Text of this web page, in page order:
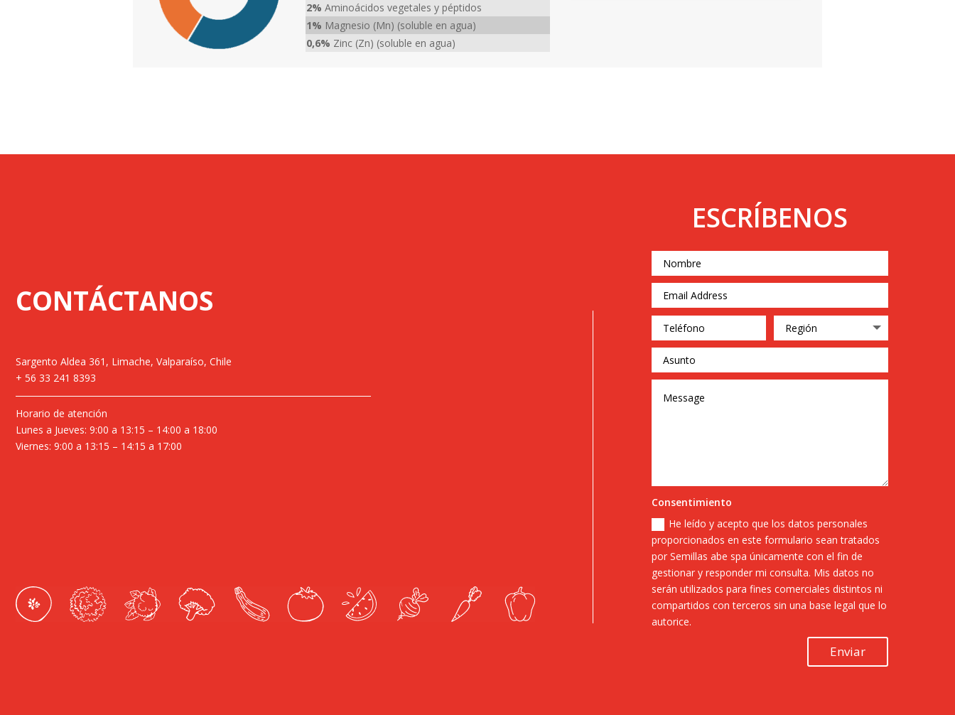
2% Aminoácidos vegetales y péptidos
1% Magnesio (Mn) (soluble en agua)
0,6% Zinc (Zn) (soluble en agua)
CONTÁCTANOS
Sargento Aldea 361, Limache, Valparaíso, Chile
+ 56 33 241 8393
Horario de atención
Lunes a Jueves: 9:00 a 13:15 – 14:00 a 18:00
Viernes: 9:00 a 13:15 – 14:15 a 17:00
ESCRÍBENOS
Consentimiento
He leído y acepto que los datos personales
proporcionados en este formulario sean tratados
por Semillas abe spa únicamente con el fin de
gestionar y responder mi consulta. Mis datos no
serán utilizados para fines comerciales distintos ni
compartidos con terceros sin una base legal que lo
autorice.
Enviar